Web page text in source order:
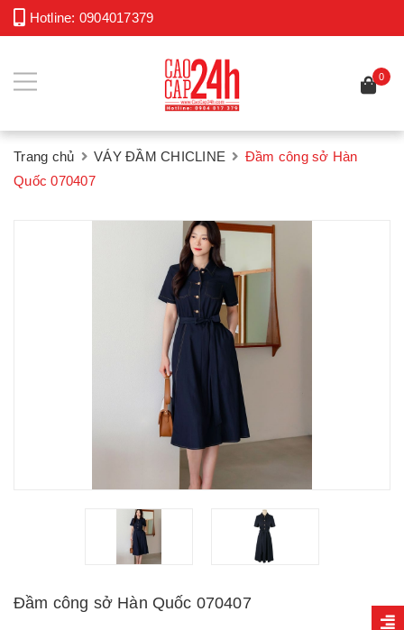
Hotline: 0904017379
0
Trang chủ VÁY ĐẦM CHICLINE
Đầm công sở Hàn
Quốc 070407
Đầm công sở Hàn Quốc 070407